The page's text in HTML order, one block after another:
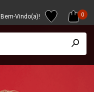
Bem-Vindo(a)! 0